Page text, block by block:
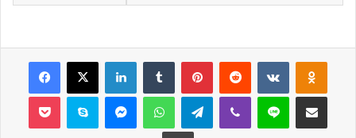
Facebook
X LinkedInTumblr PinterestReddit VKontakte
Pocket Skype MessengerWhatsAppTelegramViber Line E-Posta ile
Yazdır